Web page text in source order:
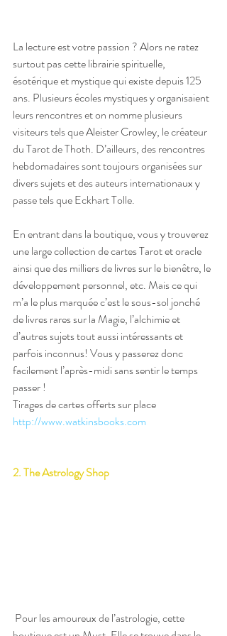
La lecture est votre passion ? Alors ne ratez
surtout pas cette librairie spirituelle,
ésotérique et mystique qui existe depuis 125
ans. Plusieurs écoles mystiques y organisaient
leurs rencontres et on nomme plusieurs
visiteurs tels que Aleister Crowley, le créateur
du Tarot de Thoth. D’ailleurs, des rencontres
hebdomadaires sont toujours organisées sur
divers sujets et des auteurs internationaux y
passe tels que Eckhart Tolle.
En entrant dans la boutique, vous y trouverez
une large collection de cartes Tarot et oracle
ainsi que des milliers de livres sur le bienêtre, le
développement personnel, etc. Mais ce qui
m’a le plus marquée c’est le sous-sol jonché
de livres rares sur la Magie, l’alchimie et
d’autres sujets tout aussi intéressants et
parfois inconnus! Vous y passerez donc
facilement l’après-midi sans sentir le temps
passer !
Tirages de cartes offerts sur place
http://www.watkinsbooks.com
2. The Astrology Shop